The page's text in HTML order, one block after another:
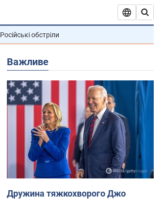
Російські обстріли
Важливе
Дружина тяжкохворого Джо